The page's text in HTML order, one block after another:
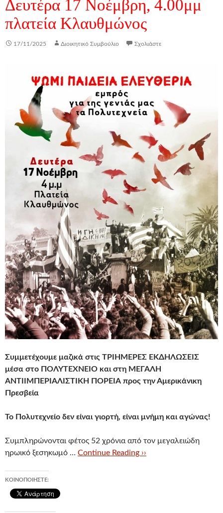
Δευτέρα 17 Νοέμβρη, 4.00μμ
πλατεία Κλαυθμώνος
17/11/2025 Διοικητικό Συμβούλιο Σχολιάστε
Συμμετέχουμε μαζικά στις ΤΡΙΗΜΕΡΕΣ ΕΚΔΗΛΩΣΕΙΣ
μέσα στο ΠΟΛΥΤΕΧΝΕΙΟ και στη ΜΕΓΑΛΗ
ΑΝΤΙΙΜΠΕΡΙΑΛΙΣΤΙΚΗ ΠΟΡΕΙΑ προς την Αμερικάνικη
Πρεσβεία
Το Πολυτεχνείο δεν είναι γιορτή, είναι μνήμη και αγώνας!
Συμπληρώνονται φέτος 52 χρόνια από τον μεγαλειώδη
ηρωικό ξεσηκωμό … Continue Reading ››
ΚΟΙΝΟΠΟΙΉΣΤΕ: